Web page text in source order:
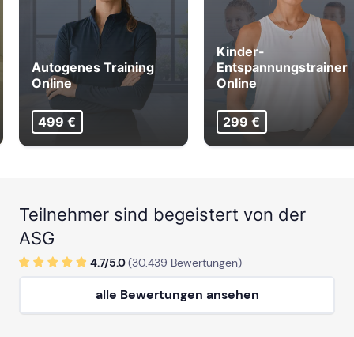
Autogenes Training
Online
499 €
Kinder-
Entspannungstrainer
Online
299 €
Teilnehmer sind begeistert von der
ASG
4.7/5.0(30.439 Bewertungen)
alle Bewertungen ansehen